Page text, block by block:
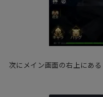
次にメイン画面の右上にある